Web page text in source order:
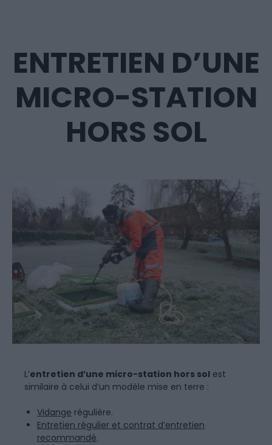
ENTRETIEN D’UNE
MICRO-STATION
HORS SOL
L’entretien d’une micro-station hors sol est
similaire à celui d’un modèle mise en terre :
Vidange régulière.
Entretien régulier et contrat d’entretien
recommandé.